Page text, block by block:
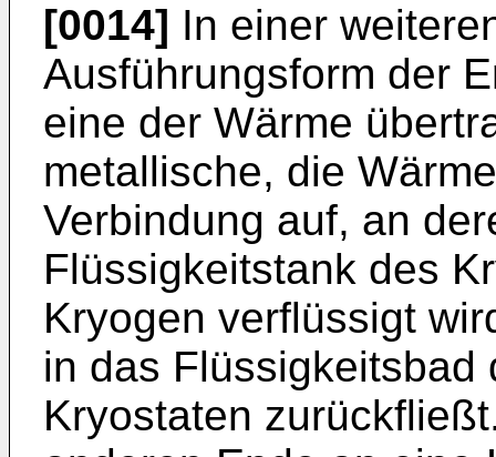
[0014] In einer
Ausführungsform der
eine der Wärme
metallische, die
Verbindung auf, an
Flüssigkeitstank des
Kryogen verflüssigt
in das
Kryostaten